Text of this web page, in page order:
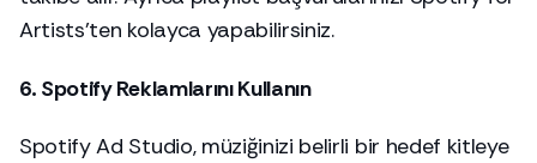
Artists’ten kolayca yapabilirsiniz.
6. Spotify Reklamlarını Kullanın
Spotify Ad Studio, müziğinizi belirli bir hedef kitleye